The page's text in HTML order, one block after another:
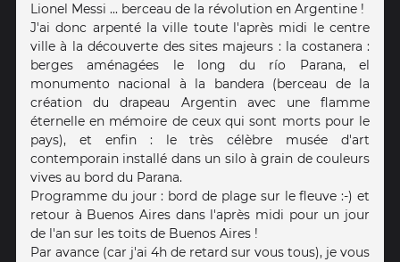
Lionel Messi ... berceau de la révolution en Argentine !
J'ai donc arpenté la ville toute l'après midi le centre
ville à la découverte des sites majeurs : la costanera :
berges aménagées le long du río Parana, el
monumento nacional à la bandera (berceau de la
création du drapeau Argentin avec une flamme
éternelle en mémoire de ceux qui sont morts pour le
pays), et enfin : le très célèbre musée d'art
contemporain installé dans un silo à grain de couleurs
vives au bord du Parana.
Programme du jour : bord de plage sur le fleuve :-) et
retour à Buenos Aires dans l'après midi pour un jour
de l'an sur les toits de Buenos Aires !
Par avance (car j'ai 4h de retard sur vous tous), je vous